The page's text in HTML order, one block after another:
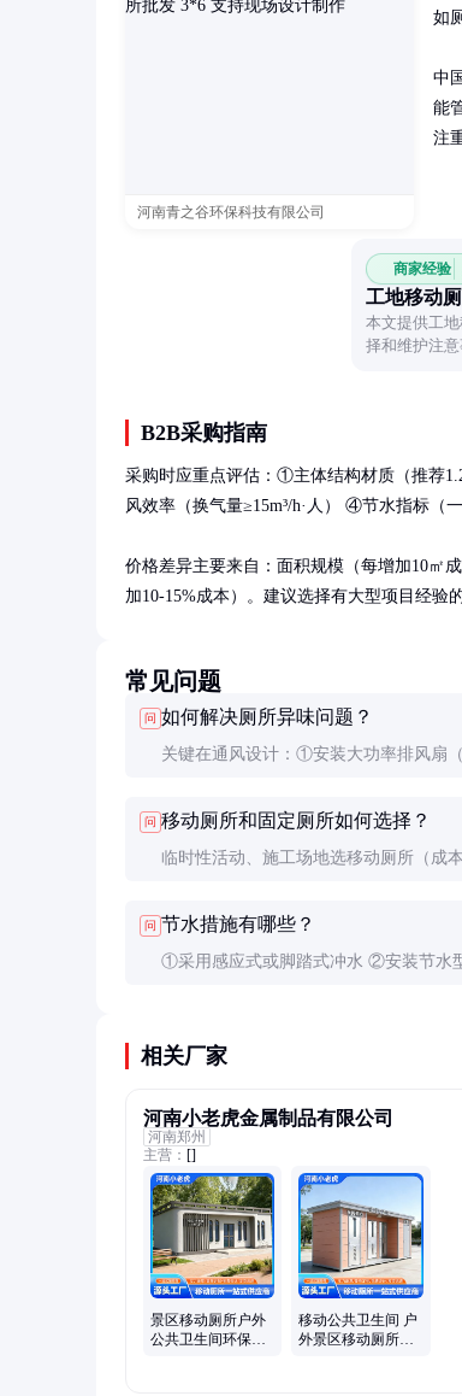
河南青之谷环保科技有限公司
如
中
能
注
商家经验
工地移动
本文提供工
择和维护注
B2B采购指南
采购时应重点评估：①主体结构材质（推荐
风效率（换气量≥15m³/h·人） ④节水指标（
价格差异主要来自：面积规模（每增加10㎡
加10-15%成本）。建议选择有大型项目经验
常见问题
问 如何解决厕所异味问题？
关键在通风设计：①安装大功率排风扇（
定期清洁（至少每2小时一次）。
问 移动厕所和固定厕所如何选择？
临时性活动、施工场地选移动厕所（成
厕所单价约1-5万元/单元。
问 节水措施有哪些？
①采用感应式或脚踏式冲水 ②安装节水
相关厂家
河南小老虎金属制品有限公司
河南郑州
主营： []
景区移动厕所户外
公共卫生间环保节
移动公共卫生间 户
外景区移动厕所环